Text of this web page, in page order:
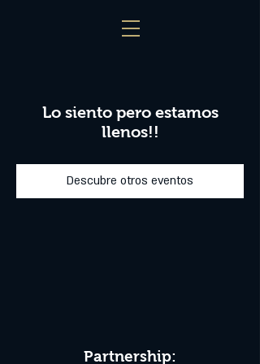
Lo siento pero estamos
llenos!!
Descubre otros eventos
Partnership: